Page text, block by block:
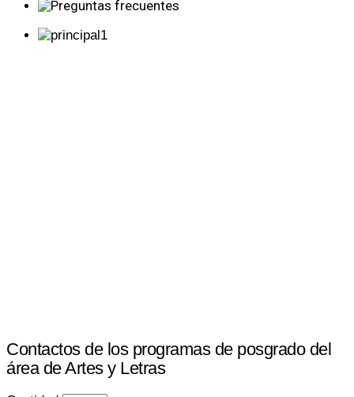
Contactos de los programas de posgrado del
área de Artes y Letras